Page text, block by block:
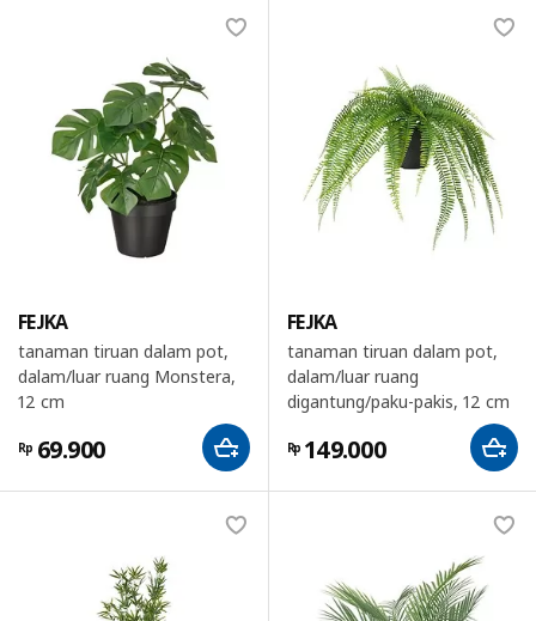
FEJKA
tanaman tiruan dalam pot,
dalam/luar ruang Monstera,
12 cm
Rp 69.900
FEJKA
tanaman tiruan dalam pot,
dalam/luar ruang
digantung/paku-pakis, 12 cm
Rp 149.000